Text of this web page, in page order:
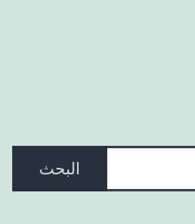
البحث